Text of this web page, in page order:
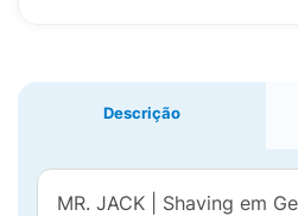
Descrição
MR. JACK | Shaving em